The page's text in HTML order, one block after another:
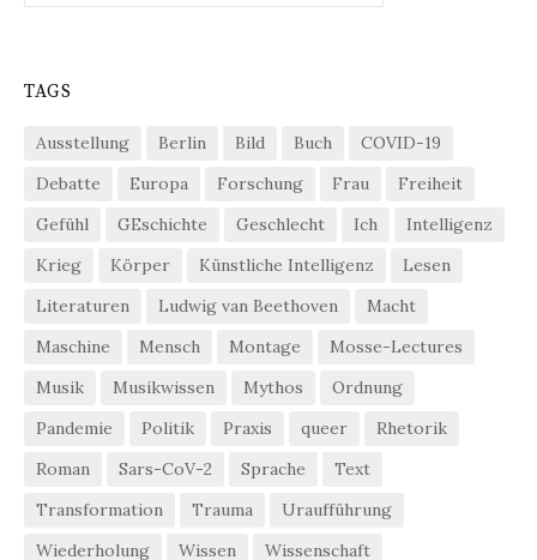
TAGS
Ausstellung Berlin Bild Buch
COVID-19
Debatte
Europa Forschung Frau
Freiheit
Gefühl
GEschichte Geschlecht Ich
Intelligenz
Krieg
Körper Künstliche Intelligenz
Lesen
Literaturen
Ludwig van Beethoven
Macht
Maschine
Mensch Montage
Mosse-Lectures
Musik
Musikwissen Mythos
Ordnung
Pandemie
Politik Praxis queer
Rhetorik
Roman
Sars-CoV-2 Sprache
Text
Transformation
Trauma
Uraufführung
Wiederholung
Wissen Wissenschaft